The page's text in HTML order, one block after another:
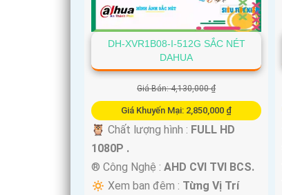
DH-XVR1B08-I-512G SẮC NÉT
DAHUA
Giá Bán: 4,130,000 ₫
Giá Khuyến Mại: 2,850,000 ₫
🦉 Chất lượng hình : FULL HD
1080P .
®️ Công Nghệ : AHD CVI TVI BCS.
🔅 Xem ban đêm : Từng Vị Trí